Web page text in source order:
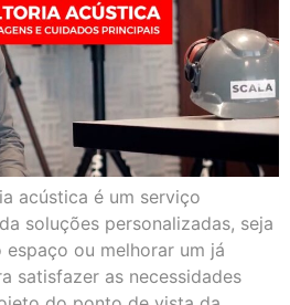
acústica é um serviço
soluções personalizadas, seja
ou melhorar um já
satisfazer as necessidades